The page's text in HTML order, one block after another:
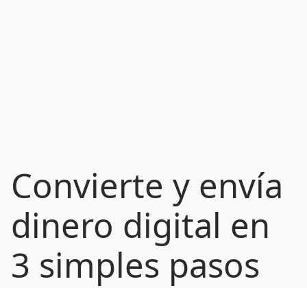
Convierte y envía
dinero digital en
3 simples pasos